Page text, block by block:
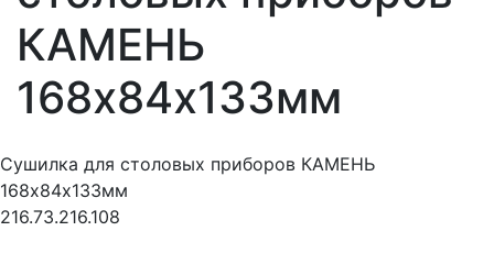
КАМЕНЬ
168х84х133мм
Сушилка для столовых приборов КАМЕНЬ
168х84х133мм
216.73.216.108